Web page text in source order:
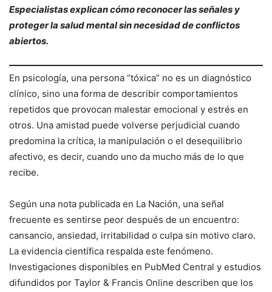
Especialistas explican cómo reconocer las señales y
proteger la salud mental sin necesidad de conflictos
abiertos.
En psicología, una persona “tóxica” no es un diagnóstico
clínico, sino una forma de describir comportamientos
repetidos que provocan malestar emocional y estrés en
otros. Una amistad puede volverse perjudicial cuando
predomina la crítica, la manipulación o el desequilibrio
afectivo, es decir, cuando uno da mucho más de lo que
recibe.
Según una nota publicada en La Nación, una señal
frecuente es sentirse peor después de un encuentro:
cansancio, ansiedad, irritabilidad o culpa sin motivo claro.
La evidencia científica respalda este fenómeno.
Investigaciones disponibles en PubMed Central y estudios
difundidos por Taylor & Francis Online describen que los